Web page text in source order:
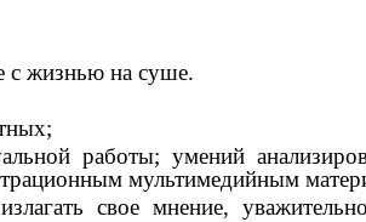
с жизнью на суше.
работы; умений
мультимедийным
свое мнение,